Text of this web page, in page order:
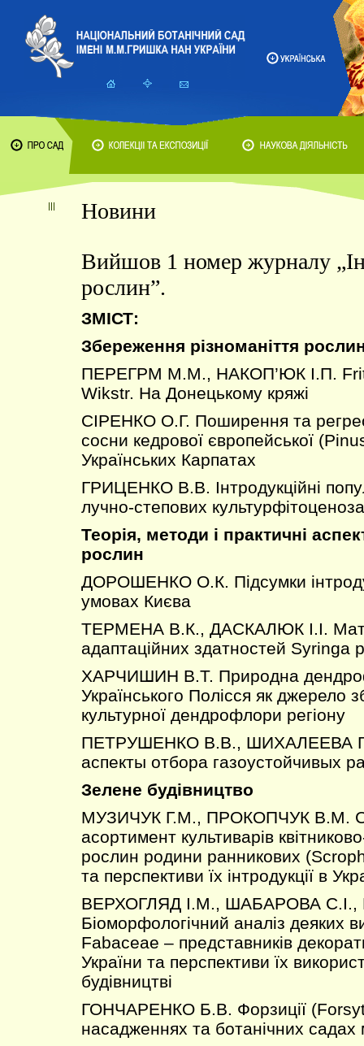
Новини
Вийшов 1 номер журналу
рослин”.
ЗМІСТ:
Збереження різноманіття
ПЕРЕГРМ М.М., НАКОП’ЮК І.П.
Wikstr. На Донецькому кряжі
СІРЕНКО О.Г. Поширення та
сосни кедрової європейської
Українських Карпатах
ГРИЦЕНКО В.В. Інтродукційні
лучно-степових
Теорія, методи і практичні
рослин
ДОРОШЕНКО О.К. Підсумки
умовах Києва
ТЕРМЕНА В.К., ДАСКАЛЮК І.І.
адаптаційних здатностей Syringa
ХАРЧИШИН В.Т. Природна
Українського Полісся як джерело
культурної дендрофлори регіону
ПЕТРУШЕНКО В.В., ШИХАЛЕЕВА
аспекты отбора газоустойчивых
Зелене будівництво
МУЗИЧУК Г.М., ПРОКОПЧУК В.М.
асортимент культиварів
рослин родини ранникових
та перспективи їх інтродукції в
ВЕРХОГЛЯД І.М., ШАБАРОВА
Біоморфологічний аналіз деяких
Fabaceae – представників
України та перспективи їх
будівництві
ГОНЧАРЕНКО Б.В. Форзиції
насадженнях та ботанічних садах